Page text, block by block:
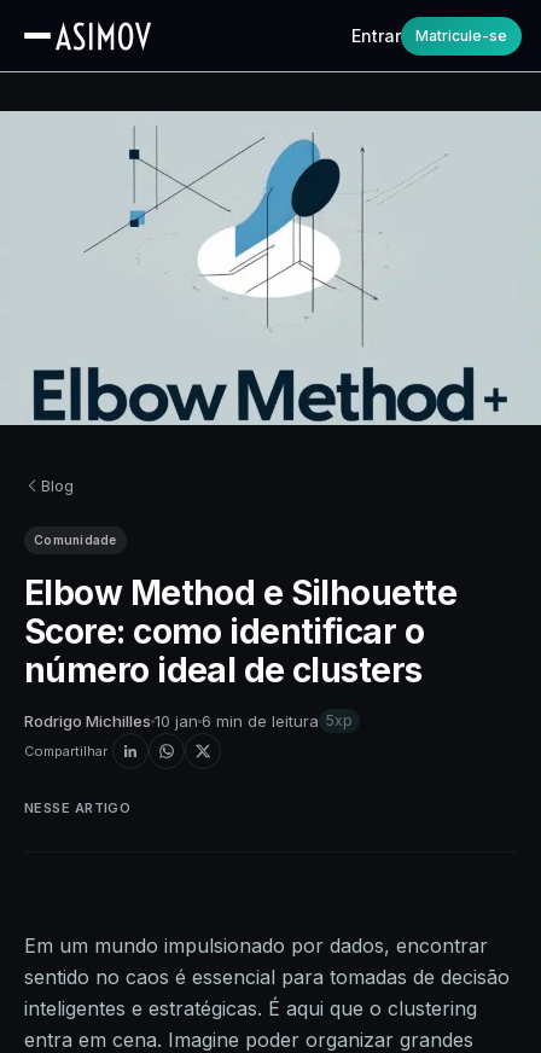
Entrar Matricule-se
Blog
Comunidade
Elbow Method e Silhouette
Score: como identificar o
número ideal de clusters
Rodrigo Michilles 10 jan 6 min de leitura 5xp
Compartilhar
Em um mundo impulsionado por dados, encontrar
sentido no caos é essencial para tomadas de decisão
inteligentes e estratégicas. É aqui que o clustering
entra em cena. Imagine poder organizar grandes
NESSE ARTIGO